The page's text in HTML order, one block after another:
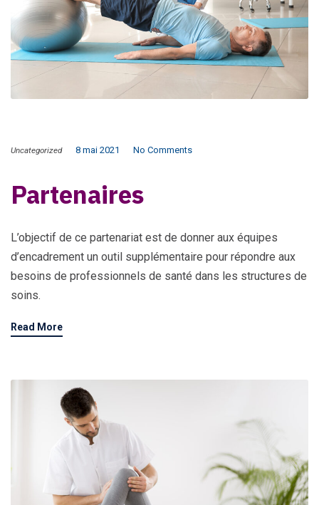
Uncategorized 8 mai 2021 No Comments
Partenaires
L’objectif de ce partenariat est de donner aux équipes
d’encadrement un outil supplémentaire pour répondre aux
besoins de professionnels de santé dans les structures de
soins.
Read More